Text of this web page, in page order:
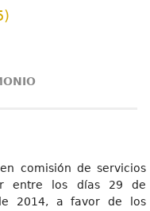
comisión de servicios
entre los días 29 de
2014, a favor de los